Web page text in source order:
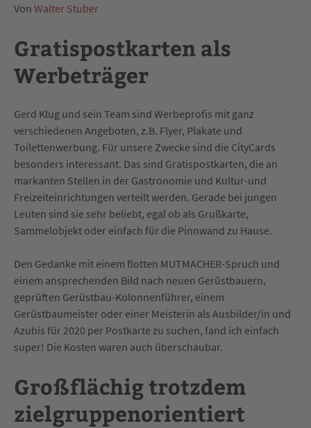
Von Walter Stuber
Gratispostkarten als
Werbeträger
Gerd Klug und sein Team sind Werbeprofis mit ganz
verschiedenen Angeboten, z.B. Flyer, Plakate und
Toilettenwerbung. Für unsere Zwecke sind die CityCards
besonders interessant. Das sind Gratispostkarten, die an
markanten Stellen in der Gastronomie und Kultur-und
Freizeiteinrichtungen verteilt werden. Gerade bei jungen
Leuten sind sie sehr beliebt, egal ob als Grußkarte,
Sammelobjekt oder einfach für die Pinnwand zu Hause.
Den Gedanke mit einem flotten MUTMACHER-Spruch und
einem ansprechenden Bild nach neuen Gerüstbauern,
geprüften Gerüstbau-Kolonnenführer, einem
Gerüstbaumeister oder einer Meisterin als Ausbilder/in und
Azubis für 2020 per Postkarte zu suchen, fand ich einfach
super! Die Kosten waren auch überschaubar.
Großflächig trotzdem
zielgruppenorientiert